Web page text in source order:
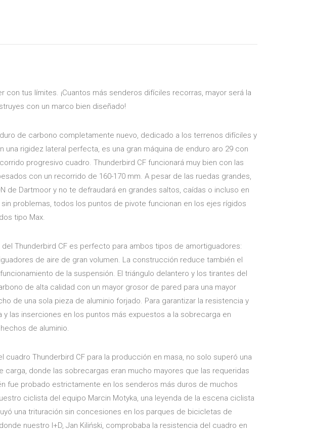
con tus límites. ¡Cuantos más senderos difíciles recorras, mayor será la
con un marco bien diseñado!
de carbono completamente nuevo, dedicado a los terrenos difíciles y
una rigidez lateral perfecta, es una gran máquina de enduro aro 29 con
progresivo cuadro. Thunderbird CF funcionará muy bien con las
​​con un recorrido de 160-170 mm. A pesar de las ruedas grandes,
de Dartmoor y no te defraudará en grandes saltos, caídas o incluso en
problemas, todos los puntos de pivote funcionan en los ejes rígidos
tipo Max.
Thunderbird CF es perfecto para ambos tipos de amortiguadores:
de aire de gran volumen. La construcción reduce también el
de la suspensión. El triángulo delantero y los tirantes del
de alta calidad con un mayor grosor de pared para una mayor
de una sola pieza de aluminio forjado. Para garantizar la resistencia y
y las inserciones en los puntos más expuestos a la sobrecarga en
de aluminio.
cuadro Thunderbird CF para la producción en masa, no solo superó una
carga, donde las sobrecargas eran mucho mayores que las requeridas
fue probado estrictamente en los senderos más duros de muchos
ciclista del equipo Marcin Motyka, una leyenda de la escena ciclista
una trituración sin concesiones en los parques de bicicletas de
nuestro I+D, Jan Kiliński, comprobaba la resistencia del cuadro en